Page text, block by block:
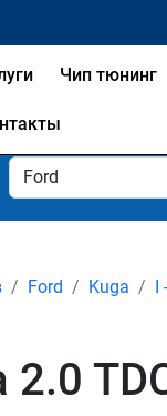
Чип тюнинг
Ford Kuga I
2.0